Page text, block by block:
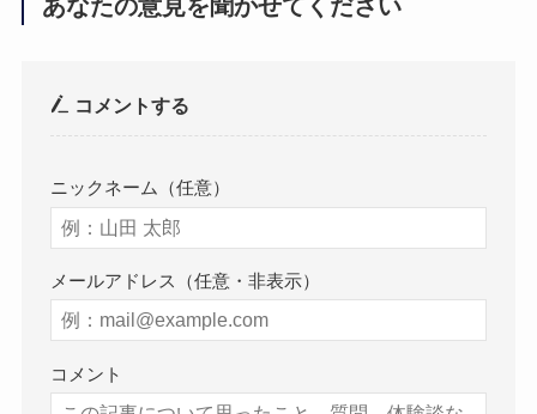
あなたの意見を聞かせてください
コメントする
ニックネーム（任意）
メールアドレス（任意・非表示）
コメント